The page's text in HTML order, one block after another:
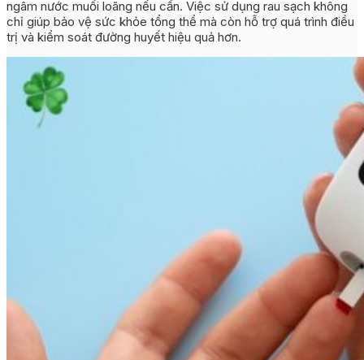
ngâm nước muối loãng nếu cần. Việc sử dụng rau sạch không
chỉ giúp bảo vệ sức khỏe tổng thể mà còn hỗ trợ quá trình điều
trị và kiểm soát đường huyết hiệu quả hơn.